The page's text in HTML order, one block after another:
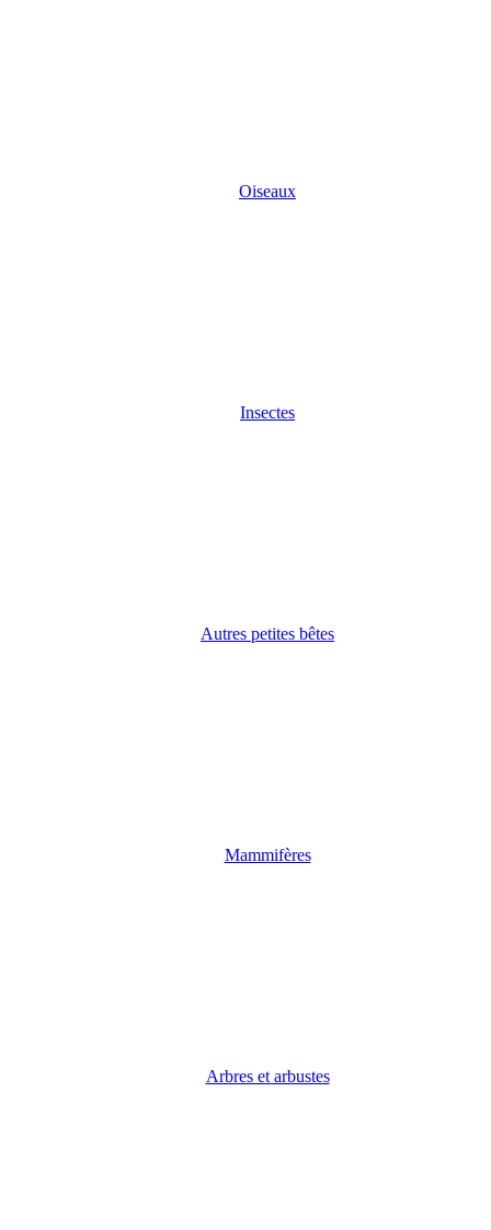
Oiseaux
Insectes
Autres petites bêtes
Mammifères
Arbres et arbustes